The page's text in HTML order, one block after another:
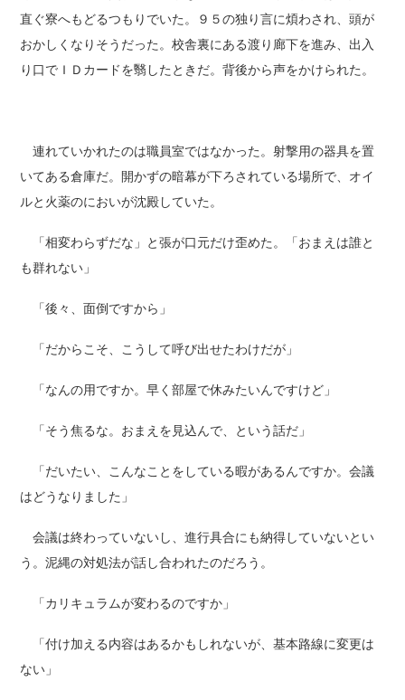
直ぐ寮へもどるつもりでいた。９５の独り言に煩わされ、頭が
おかしくなりそうだった。校舎裏にある渡り廊下を進み、出入
り口でＩＤカードを翳したときだ。背後から声をかけられた。
連れていかれたのは職員室ではなかった。射撃用の器具を置
いてある倉庫だ。開かずの暗幕が下ろされている場所で、オイ
ルと火薬のにおいが沈殿していた。
「相変わらずだな」と張が口元だけ歪めた。「おまえは誰と
も群れない」
「後々、面倒ですから」
「だからこそ、こうして呼び出せたわけだが」
「なんの用ですか。早く部屋で休みたいんですけど」
「そう焦るな。おまえを見込んで、という話だ」
「だいたい、こんなことをしている暇があるんですか。会議
はどうなりました」
会議は終わっていないし、進行具合にも納得していないとい
う。泥縄の対処法が話し合われたのだろう。
「カリキュラムが変わるのですか」
「付け加える内容はあるかもしれないが、基本路線に変更は
ない」